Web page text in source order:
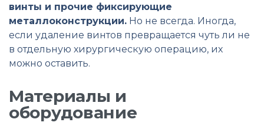
винты и прочие фиксирующие
металлоконструкции. Но не всегда. Иногда,
если удаление винтов превращается чуть ли не
в отдельную хирургическую операцию, их
можно оставить.
Материалы и
оборудование